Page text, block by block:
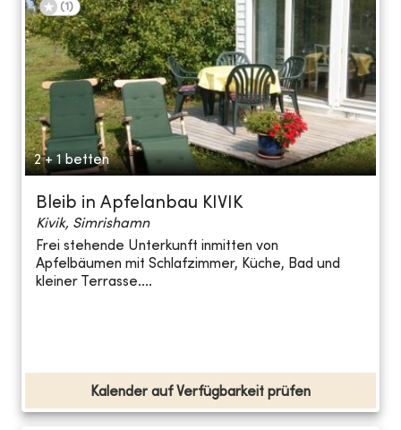
(1 )
2 + 1 betten
Bleib in Apfelanbau KIVIK
Kivik, Simrishamn
Frei stehende Unterkunft inmitten von
Apfelbäumen mit Schlafzimmer, Küche, Bad und
kleiner Terrasse....
Kalender auf Verfügbarkeit prüfen